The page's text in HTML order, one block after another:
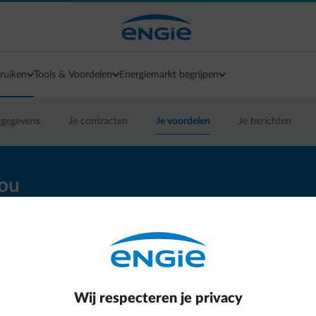
Tools & Voordelen Energiemarkt begrijpen
Je contracten Je voordelen Je berichten
lampen, A+ huishoudelijke apparaten, hulp
en begin nu met besparen!
over je energieverbruik- én kosten.
Word
Wij respecteren je privacy